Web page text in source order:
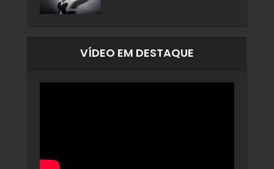
VÍDEO EM DESTAQUE